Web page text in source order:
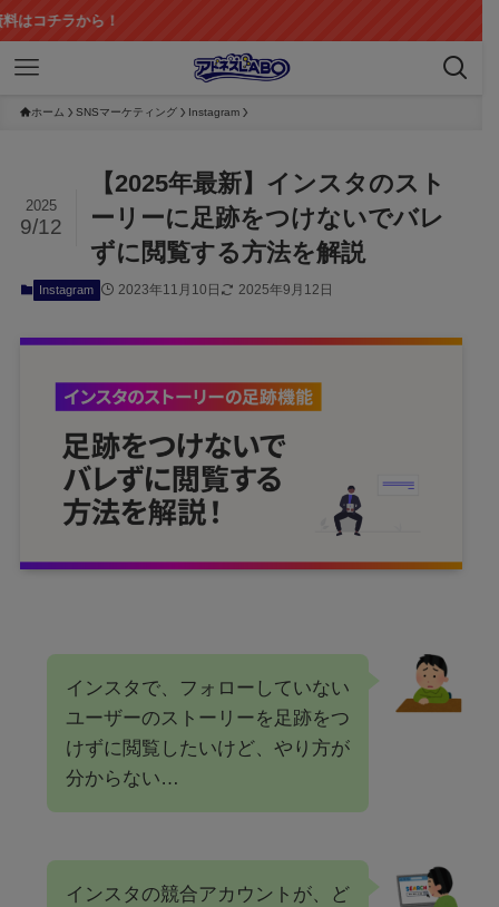
ホーム SNSマーケティング Instagram
【2025年最新】インスタのスト
ーリーに足跡をつけないでバレ
ずに閲覧する方法を解説
2025
9/12
Instagram 2023年11月10日 2025年9月12日
インスタで、フォローしていない
ユーザーのストーリーを足跡をつ
けずに閲覧したいけど、やり方が
分からない…
インスタの競合アカウントが、ど